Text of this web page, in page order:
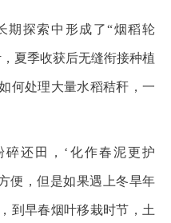
期探索中形成了“烟稻轮
夏季收获后无缝衔接种植
何处理大量水稻秸秆，一
还田，‘化作春泥更护
便，但是如果遇上冬旱年
到早春烟叶移栽时节，土